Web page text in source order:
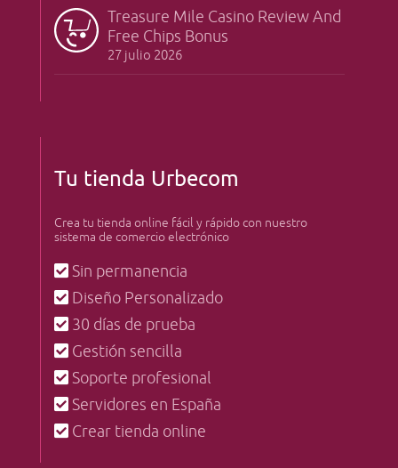
Treasure Mile Casino Review And
Free Chips Bonus
27 julio 2026
Tu tienda Urbecom
Crea tu tienda online fácil y rápido con nuestro
sistema de comercio electrónico
Sin permanencia
Diseño Personalizado
30 días de prueba
Gestión sencilla
Soporte profesional
Servidores en España
Crear tienda online